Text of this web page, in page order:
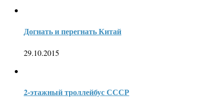
Догнать и перегнать Китай
29.10.2015
2-этажный троллейбус СССР